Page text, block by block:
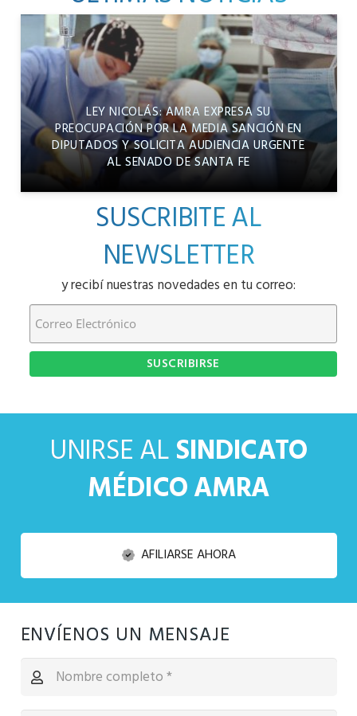
LEY NICOLÁS: AMRA EXPRESA SU
PREOCUPACIÓN POR LA MEDIA SANCIÓN EN
DIPUTADOS Y SOLICITA AUDIENCIA URGENTE
AL SENADO DE SANTA FE
SUSCRIBITE AL
NEWSLETTER
y recibí nuestras novedades en tu correo:
UNIRSE ALSINDICATO
MÉDICO AMRA
AFILIARSE AHORA
ENVÍENOS UN MENSAJE